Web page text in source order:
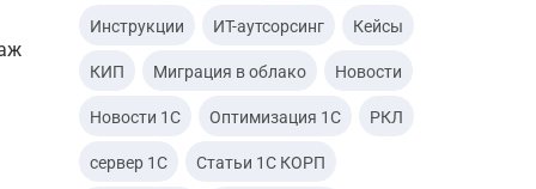
Инструкции ИТ-аутсорсинг Кейсы
КИП Миграция в облако Новости
Новости 1С Оптимизация 1С РКЛ
сервер 1С Статьи 1С КОРП